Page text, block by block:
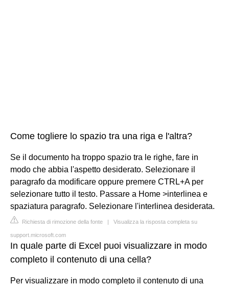
Come togliere lo spazio tra una riga e l'altra?
Se il documento ha troppo spazio tra le righe, fare in
modo che abbia l'aspetto desiderato. Selezionare il
paragrafo da modificare oppure premere CTRL+A per
selezionare tutto il testo. Passare a Home >interlinea e
spaziatura paragrafo. Selezionare l'interlinea desiderata.
Richiesta di rimozione della fonte | Visualizza la risposta completa su
support.microsoft.com
In quale parte di Excel puoi visualizzare in modo
completo il contenuto di una cella?
Per visualizzare in modo completo il contenuto di una